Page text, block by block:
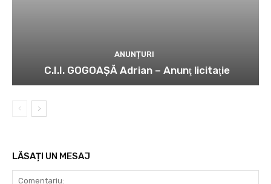
ANUNȚURI
C.I.I. GOGOAŞĂ Adrian – Anunţ licitaţie
LĂSAȚI UN MESAJ